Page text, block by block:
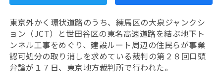
東京外かく環状道路のうち、練馬区の大泉ジャンクシ
ョン（JCT）と世田谷区の東名高速道路を結ぶ地下ト
ンネル工事をめぐり、建設ルート周辺の住民らが事業
認可処分の取り消しを求めている裁判の第２８回口頭
弁論が１７日、東京地方裁判所で行われた。